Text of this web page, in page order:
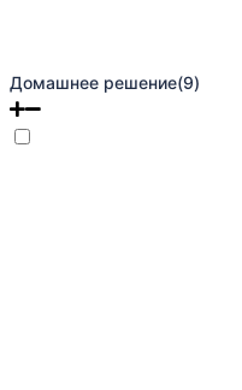
Домашнее решение(9)